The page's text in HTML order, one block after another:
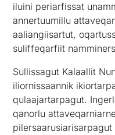
iluini periarfissat
annertuumillu
aaliangiisartut,
suliffeqarfiit
Sullissagut Kalaallit
iliornissaannik
qulaajartarpagut.
qanorlu